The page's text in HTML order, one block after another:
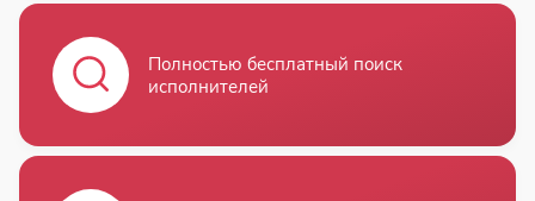
Полностью бесплатный поиск
исполнителей